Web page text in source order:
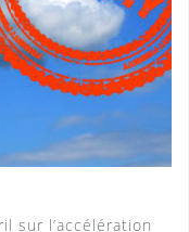
sur l’accélération